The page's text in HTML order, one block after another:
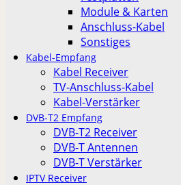
Module & Karten
Anschluss-Kabel
Sonstiges
Kabel-Empfang
Kabel Receiver
TV-Anschluss-Kabel
Kabel-Verstärker
DVB-T2 Empfang
DVB-T2 Receiver
DVB-T Antennen
DVB-T Verstärker
IPTV Receiver